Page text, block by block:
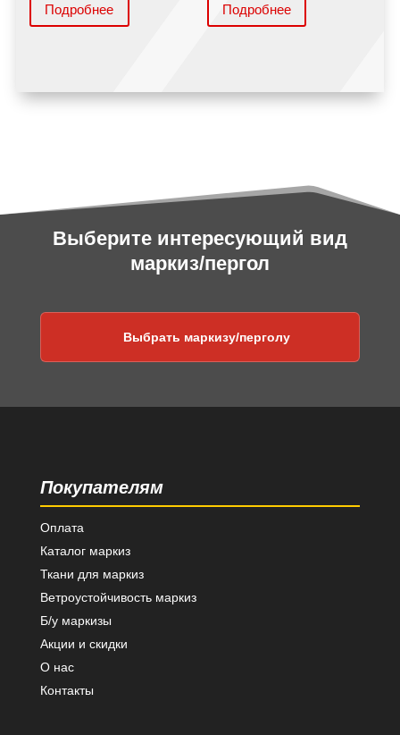
Подробнее Подробнее
Выберите интересующий вид
маркиз/пергол
Выбрать маркизу/перголу
Покупателям
Оплата
Каталог маркиз
Ткани для маркиз
Ветроустойчивость маркиз
Б/у маркизы
Акции и скидки
О нас
Контакты